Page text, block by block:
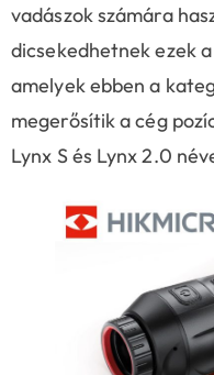
vadászok számára
dicsekedhetnek ezek
amelyek ebben a
megerősítik a cég
Lynx S és Lynx 2.0